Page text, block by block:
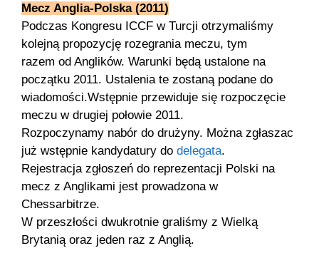
Mecz Anglia-Polska (2011)
Podczas Kongresu ICCF w Turcji otrzymaliśmy
kolejną propozycję rozegrania meczu, tym
razem od Anglików. Warunki będą ustalone na
początku 2011. Ustalenia te zostaną podane do
wiadomości.Wstępnie przewiduje się rozpoczęcie
meczu w drugiej połowie 2011.
Rozpoczynamy nabór do drużyny. Można zgłaszac
już wstępnie kandydatury do delegata.
Rejestracja zgłoszeń do reprezentacji Polski na
mecz z Anglikami jest prowadzona w
Chessarbitrze.
W przeszłości dwukrotnie graliśmy z Wielką
Brytanią oraz jeden raz z Anglią.